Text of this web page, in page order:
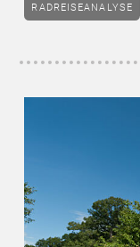
RADREISEANALYSE